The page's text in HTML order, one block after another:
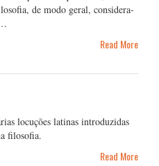
de modo geral, considera-
Read More
locuções latinas introduzidas
filosofia.
Read More